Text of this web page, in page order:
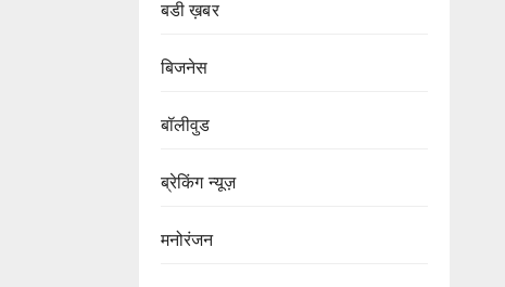
बडी ख़बर
बिजनेस
बॉलीवुड
ब्रेकिंग न्यूज़
मनोरंजन